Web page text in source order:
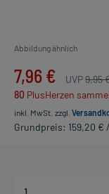
Abbildung ähnlich
7,96 € UVP9,95
80 PlusHerzen
inkl. MwSt. zzgl.
Grundpreis: 159,20 €